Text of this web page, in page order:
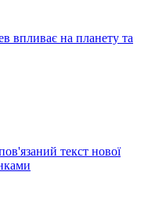
впливає на планету та
текст нової